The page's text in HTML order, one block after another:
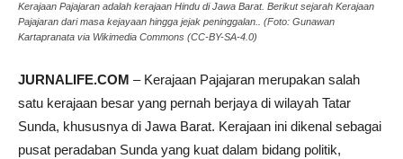
Kerajaan Pajajaran adalah kerajaan Hindu di Jawa Barat. Berikut sejarah Kerajaan
Pajajaran dari masa kejayaan hingga jejak peninggalan.. (Foto: Gunawan
Kartapranata via Wikimedia Commons (CC-BY-SA-4.0)
JURNALIFE.COM – Kerajaan Pajajaran merupakan salah
satu kerajaan besar yang pernah berjaya di wilayah Tatar
Sunda, khususnya di Jawa Barat. Kerajaan ini dikenal sebagai
pusat peradaban Sunda yang kuat dalam bidang politik,